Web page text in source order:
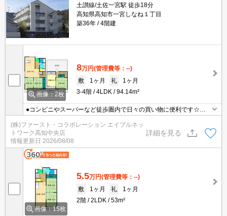
土讃線/土佐一宮駅 徒歩18分
高知県高知市一宮しなね１丁目
築36年
4階建
画像：2枚
8万円(管理費等：--)
敷
1ヶ月 礼
1ヶ月
3-4階
4LDK 94.14m²
●コンビニやスーパーなど徒歩圏内で日々の買い物に便利です☆ ●
(株)ファースト・コラボレーション エイブルネッ
トワーク高知中央店
情報更新日 2026/08/08
詳細を見る
画像：15枚
5.5万円(管理費等：--)
敷
1ヶ月 礼
1ヶ月
2階
2LDK 53m²